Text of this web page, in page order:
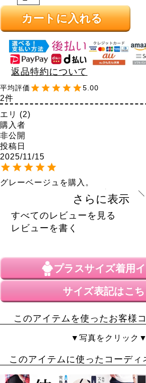
カートに入れる
返品特約について
5.00
2
エリ
2
購入者
非公開
投稿日
2025/11/15
グレーベージュを購入。
色もよくサイズもちょうど良かったで
（娘用。普段LL中心）
ひろ
54
購入者
2021/10/02
ゴールドジャパンさんのニットが
好きで好きで追加でグレーも買いま
着やすいし、何にでも合います。
大人っぽく着れます(^ ^)
さらに表示
すべてのレビューを見る
レビューを書く
プラスサイズ着用
サイズ表記はこち
このアイテムを使ったお客様
▼写真をクリック▼
このアイテムに使ったコーディ